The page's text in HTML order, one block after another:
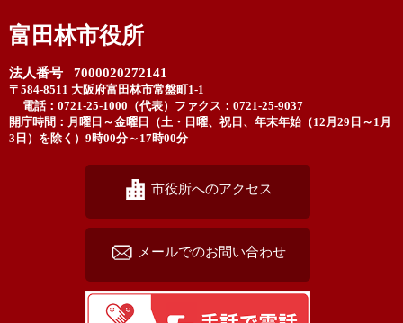
富田林市役所
法人番号 7000020272141
〒584-8511 大阪府富田林市常盤町1-1
電話：0721-25-1000（代表） ファクス：0721-25-9037
開庁時間：月曜日～金曜日（土・日曜、祝日、年末年始（12月29日～1月
3日）を除く）9時00分～17時00分
市役所へのアクセス
メールでのお問い合わせ